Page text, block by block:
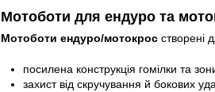
Мотоботи для ендуро та
Мотоботи ендуро/мотокросстворені
посилена конструкція гомілки та
захист від скручування й бокових